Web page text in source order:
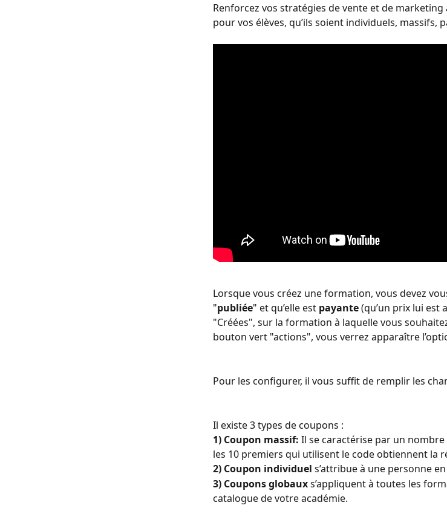
Renforcez vos stratégies de vente et de
pour vos élèves, qu’ils soient individuels, massifs,
Lorsque vous créez une formation, vous devez
"publiée" et qu’elle est payante (qu’un prix lui est
"Créées", sur la formation à laquelle vous
bouton vert "actions", vous verrez apparaître
Pour les configurer, il vous suffit de remplir les
Il existe 3 types de coupons :
1) Coupon massif: Il se caractérise par un
les 10 premiers qui utilisent le code obtiennent la
2) Coupon individuel s’attribue à une personne
3) Coupons globaux s’appliquent à toutes les
catalogue de votre académie.